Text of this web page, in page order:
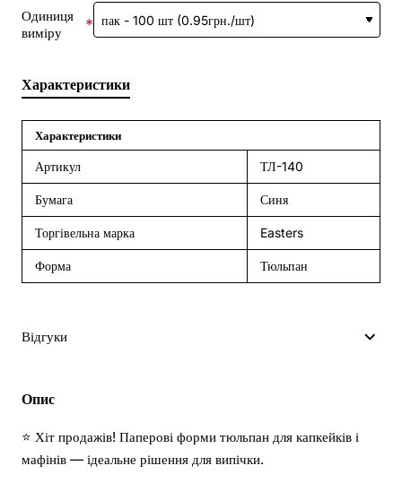
Одиниця
виміру
Характеристики
Характеристики
Артикул ТЛ-140
Бумага Синя
Торгівельна марка Easters
Форма Тюльпан
Відгуки
Опис
⭐ Хіт продажів! Паперові форми тюльпан для капкейків і
мафінів — ідеальне рішення для випічки.